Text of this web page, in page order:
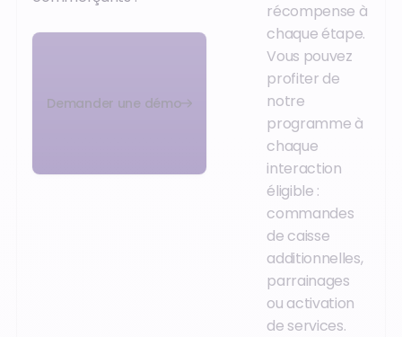
Demander une démo
récompense à
chaque étape.
Vous pouvez
profiter de
notre
programme à
chaque
interaction
éligible :
commandes
de caisse
additionnelles,
parrainages
ou activation
de services.